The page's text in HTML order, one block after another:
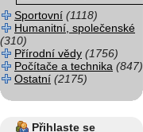
Sportovní (1118)
Humanitní, společenské
(310)
Přírodní vědy (1756)
Počítače a technika (847)
Ostatní (2175)
Přihlaste se